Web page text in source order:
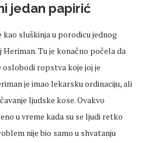
jedan papirić
sluškinja u porodicu jednog
Tu je konačno počela da
ropstva koje joj je
je imao lekarsku ordinaciju, ali
ljudske kose. Ovakvo
u vreme kada su se ljudi retko
nije bio samo u shvatanju